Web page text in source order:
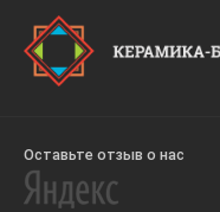
Оставьте отзыв о нас